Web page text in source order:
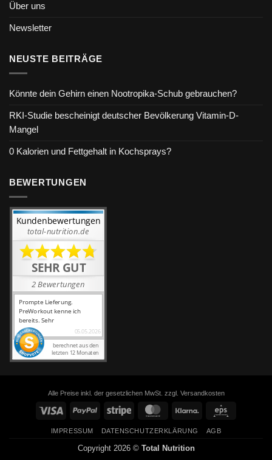
Über uns
Newsletter
NEUSTE BEITRÄGE
Könnte dein Gehirn einen Nootropika-Schub gebrauchen?
RKI-Studie bescheinigt deutscher Bevölkerung Vitamin-D-
Mangel
0 Kalorien und Fettgehalt in Kochsprays?
BEWERTUNGEN
Alle Preise inkl. der gesetzlichen MwSt. zzgl. Versandkosten
Visa PayPal Stripe MasterCard Klarna
IMPRESSUM DATENSCHUTZERKLÄRUNG AGB
Copyright 2026 © Total Nutrition